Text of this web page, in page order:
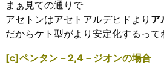
まぁ見ての通りで
アセトンはアセトアルデヒドより ア
だからケト型がより安定化するって
[c]ペンタン－2,4－ジオンの場合